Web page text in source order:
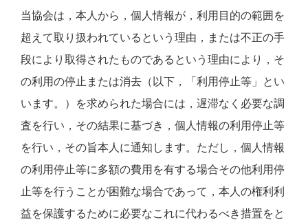
当協会は，本人から，個人情報が，利用目的の範囲を
超えて取り扱われているという理由，または不正の手
段により取得されたものであるという理由により，そ
の利用の停止または消去（以下，「利用停止等」とい
います。）を求められた場合には，遅滞なく必要な調
査を行い，その結果に基づき，個人情報の利用停止等
を行い，その旨本人に通知します。ただし，個人情報
の利用停止等に多額の費用を有する場合その他利用停
止等を行うことが困難な場合であって，本人の権利利
益を保護するために必要なこれに代わるべき措置をと